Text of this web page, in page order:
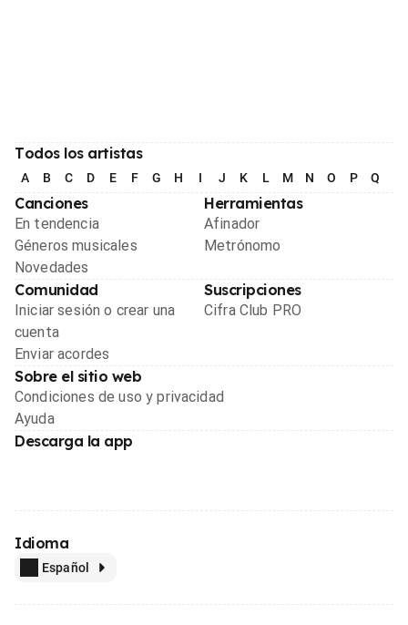
Todos los artistas
A B C D E F G H I J K L M N O P Q
Canciones
En tendencia
Géneros musicales
Novedades
Herramientas
Afinador
Metrónomo
Comunidad
Iniciar sesión o crear una
cuenta
Enviar acordes
Suscripciones
Cifra Club PRO
Sobre el sitio web
Condiciones de uso y privacidad
Ayuda
Descarga la app
Idioma
Español